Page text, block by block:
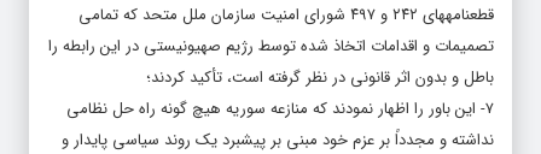
قطعنامه­های ۲۴۲ و ۴۹۷ شورای امنیت سازمان ملل متحد که تمامی
تصمیمات و اقدامات اتخاذ شده توسط رژیم صهیونیستی در این رابطه را
باطل و بدون اثر قانونی در نظر گرفته است، تأکید کردند؛
۷- این باور را اظهار نمودند که منازعه سوریه هیچ گونه راه حل نظامی
نداشته و مجدداً بر عزم خود مبنی بر پیشبرد یک روند سیاسی پایدار و